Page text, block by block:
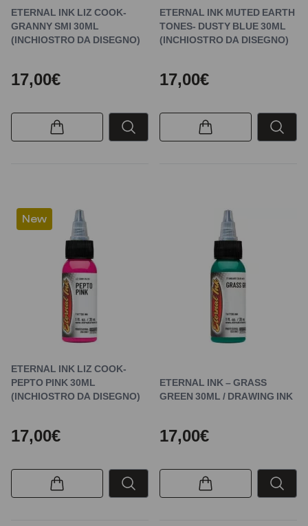
ETERNAL INK LIZ COOK-
GRANNY SMI 30ML
(INCHIOSTRO DA DISEGNO)
17,00€
ETERNAL INK MUTED EARTH
TONES- DUSTY BLUE 30ML
(INCHIOSTRO DA DISEGNO)
17,00€
New
ETERNAL INK LIZ COOK-
PEPTO PINK 30ML
(INCHIOSTRO DA DISEGNO)
17,00€
ETERNAL INK – GRASS
GREEN 30ML / DRAWING INK
17,00€